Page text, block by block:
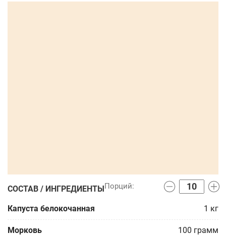
СОСТАВ / ИНГРЕДИЕНТЫ
Капуста белокочанная 1 кг
Морковь 100 грамм